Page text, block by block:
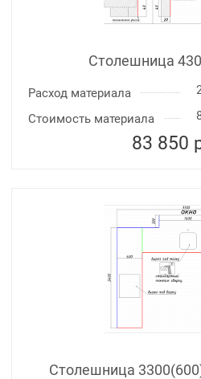
Столешница
Расход материала
Стоимость материала
83 850
Столешница